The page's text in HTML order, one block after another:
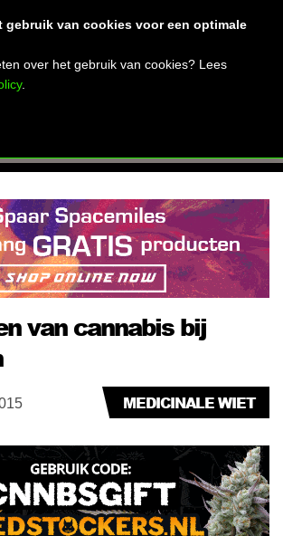
van cannabis bij
MEDICINALE WIET
gebruik van cookies voor een optimale
over het gebruik van cookies? Lees
.